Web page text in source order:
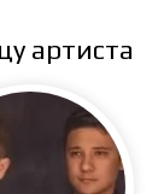
артиста